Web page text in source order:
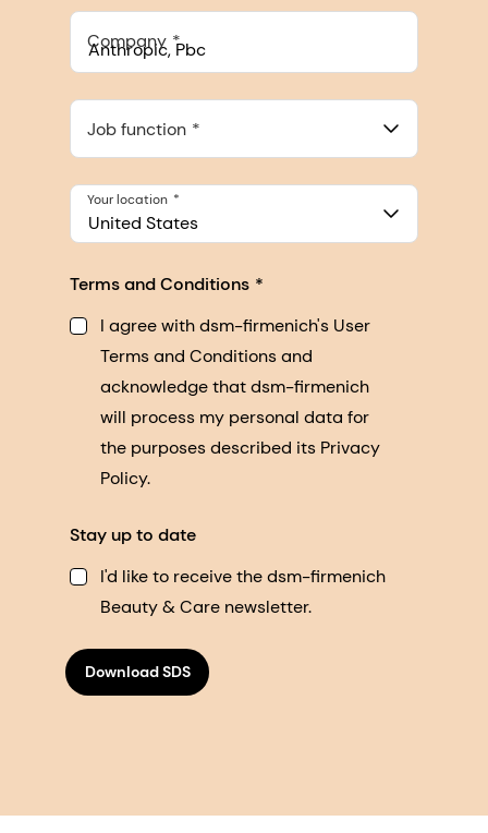
Company
548 Market St Pmb 90375, San Francisco, California, US
Job function
United States
Your location
Terms and Conditions
I agree with dsm-firmenich's User
Terms and Conditions and
acknowledge that dsm-firmenich
will process my personal data for
the purposes described its Privacy
Policy.
Stay up to date
I'd like to receive the dsm-firmenich
Beauty & Care newsletter.
Download SDS